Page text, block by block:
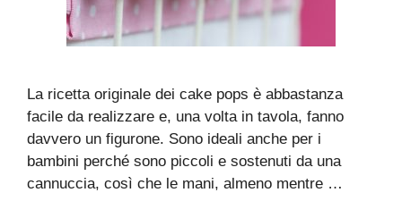
La ricetta originale dei cake pops è abbastanza
facile da realizzare e, una volta in tavola, fanno
davvero un figurone. Sono ideali anche per i
bambini perché sono piccoli e sostenuti da una
cannuccia, così che le mani, almeno mentre …